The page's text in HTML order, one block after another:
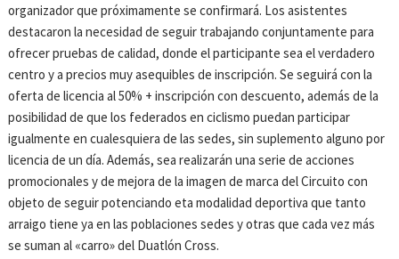
organizador que próximamente se confirmará. Los asistentes
destacaron la necesidad de seguir trabajando conjuntamente para
ofrecer pruebas de calidad, donde el participante sea el verdadero
centro y a precios muy asequibles de inscripción. Se seguirá con la
oferta de licencia al 50% + inscripción con descuento, además de la
posibilidad de que los federados en ciclismo puedan participar
igualmente en cualesquiera de las sedes, sin suplemento alguno por
licencia de un día. Además, sea realizarán una serie de acciones
promocionales y de mejora de la imagen de marca del Circuito con
objeto de seguir potenciando eta modalidad deportiva que tanto
arraigo tiene ya en las poblaciones sedes y otras que cada vez más
se suman al «carro» del Duatlón Cross.